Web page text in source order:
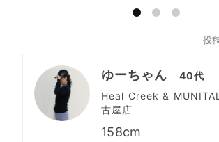
投
ゆーちゃん
40代
Heal Creek &
古屋店
158cm